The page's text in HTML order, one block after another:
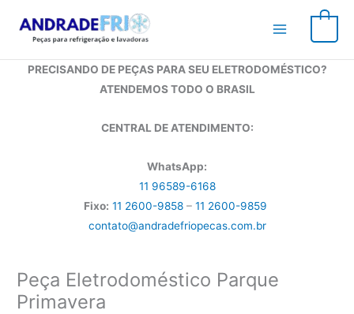
para
conteúdo
PRECISANDO DE PEÇAS PARA SEU ELETRODOMÉSTICO?
ATENDEMOS TODO O BRASIL
CENTRAL DE ATENDIMENTO:
WhatsApp:
11 96589-6168
Fixo: 11 2600-9858 – 11 2600-9859
contato@andradefriopecas.com.br
Peça Eletrodoméstico Parque
Primavera